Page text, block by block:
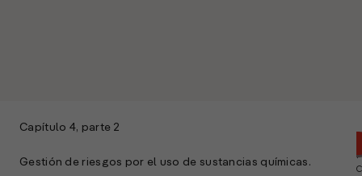
Capítulo 4, parte 2
Gestión de riesgos por el uso de sustancias químicas.